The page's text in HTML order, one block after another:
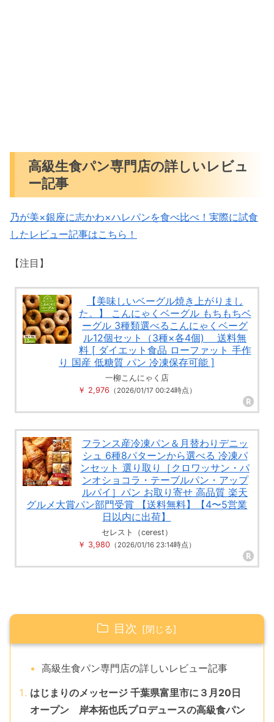
高級生食パン専門店の詳しいレビュ
ー記事
乃が美×銀座に志かわ×ハレパンを食べ比べ！実際に試食
したレビュー記事はこちら！
【注目】
【美味しいベーグル焼き上がりまし
た。】 こんにゃくベーグル もちもちベ
ーグル 3種類選べるこんにゃくベーグ
ル12個セット（3種×各4個) 送料無
料 [ ダイエット食品 ローファット 手作
り 国産 低糖質 パン 冷凍保存可能 ]
一柳こんにゃく店
￥ 2,976 （2026/01/17 00:24時点）
フランス産冷凍パン＆月替わりデニッ
シュ 6種8パターンから選べる 冷凍パ
ンセット 選り取り［クロワッサン・パ
ンオショコラ・テーブルパン・アップ
ルパイ］パン お取り寄せ 高品質 楽天
グルメ大賞パン部門受賞 【送料無料】【4〜5営業
日以内に出荷】
セレスト（cerest）
￥ 3,980 （2026/01/16 23:14時点）
目次
高級生食パン専門店の詳しいレビュー記事
はじまりのメッセージ 千葉県富里市に３月20日
オープン 岸本拓也氏プロデュースの高級食パン